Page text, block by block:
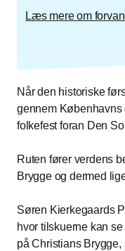
Læs mere om
Når den historiske
gennem Københavns
folkefest foran Den
Ruten fører verdens
Brygge og dermed
Søren Kierkegaards
hvor tilskuerne kan
på Christians